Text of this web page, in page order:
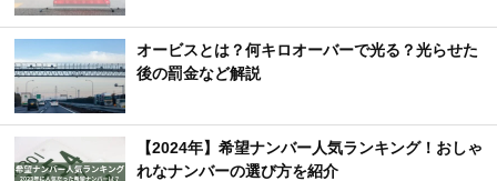
オービスとは？何キロオーバーで光る？光らせた
後の罰金など解説
【2024年】希望ナンバー人気ランキング！おしゃ
れなナンバーの選び方を紹介